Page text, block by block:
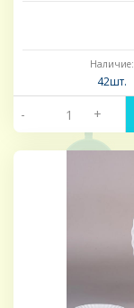
Наличие:
42шт.
- +